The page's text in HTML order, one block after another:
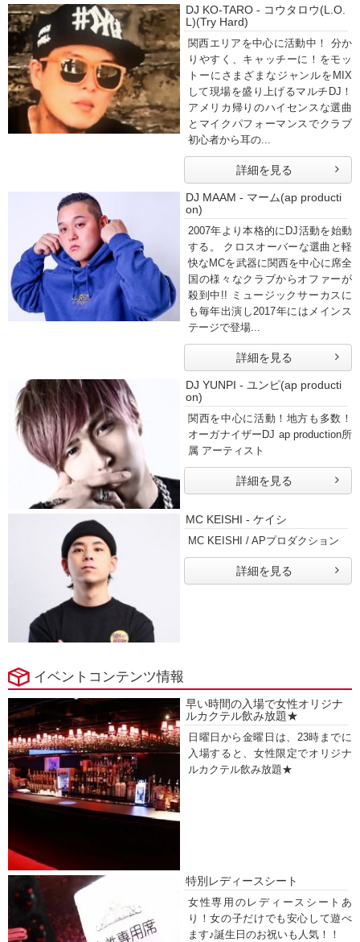
DJ KO-TARO - コウタロウ(L.O.
L)(Try Hard)
関西エリアを中心に活動中！ 分か
りやすく、キャッチーに！をモッ
トーにさまざまなジャンルをMIX
して現場を盛り上げるマルチDJ！
アメリカ帰りのハイセンスな選曲
とマイクパフォーマンスでクラブ
初心者から耳の...
詳細を見る
DJ MAAM - マーム(ap producti
on)
2007年より本格的にDJ活動を始動
する。 クロスオーバーな選曲と軽
快なMCを武器に関西を中心に席全
国の様々なクラブからオファーが
殺到中!! ミュージックサーカスに
も毎年出演し2017年にはメインス
テージで登場...
詳細を見る
DJ YUNPI - ユンピ(ap producti
on)
関西を中心に活動！地方も多数！
オーガナイザーDJ ap production所
属 アーティスト
詳細を見る
MC KEISHI - ケイシ
MC KEISHI / APプロダクション
詳細を見る
イベントコンテンツ情報
早い時間の入場で女性オリジナ
ルカクテル飲み放題★
日曜日から金曜日は、23時までに
入場すると、女性限定でオリジナ
ルカクテル飲み放題★
特別レディースシート
女性専用のレディースシートあ
り！女の子だけでも安心して遊べ
ます♪誕生日のお祝いも人気！！